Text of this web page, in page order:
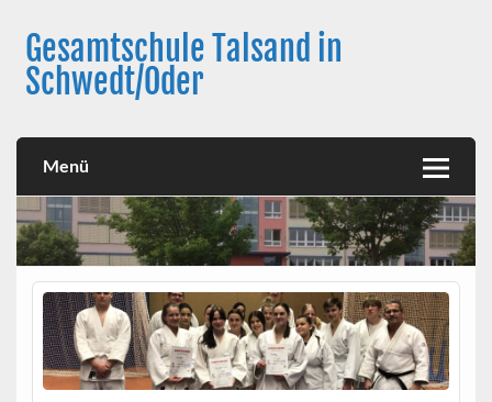
contentGesamtschule Talsand in
Schwedt/Oder
Menü